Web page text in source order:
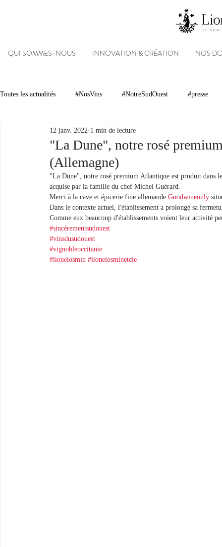
QUI SOMMES-NOUS INNOVATION & CRÉATION NOS
Toutes les actualités #NosVins #NotreSudOuest #presse
Chambre d’Amour Vins Armagnacs
Dégustations Evénements Réseaux sociaux
"La Dune", notre rosé
(Allemagne)
12 janv. 2022 1 min de lecture
"La Dune", notre rosé premium Atlantique est produit dans
acquise par la famille du chef Michel Guérard.
Merci à la cave et épicerie fine allemande Goodwineonly
Dans le contexte actuel, l'établissement a prolongé sa
Comme eux beaucoup d'établissements voient leur activité
#sincèrementsudouest
#vinsdusudouest
#vignobleoccitanie
#lionelosmin #lionelosminetcie